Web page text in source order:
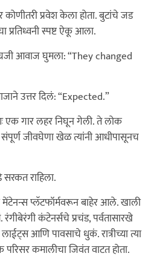
प्रवेश केला होता. बुटांचे जड
स्पष्ट ऐकू आला.
आवाज घुमला: “They changed
उत्तर दिलं: “Expected.”
एक गार लहर निघून गेली. ते लोक
जीवघेणा खेळ त्यांनी आधीपासूनच
सरकत राहिला.
मेंटेनन्स प्लॅटफॉर्मवरून बाहेर आले. खाली
कंटेनर्सचे प्रचंड, पर्वतासारखे
आणि पावसाचे धुकं. रात्रीच्या त्या
कमालीचा जिवंत वाटत होता.